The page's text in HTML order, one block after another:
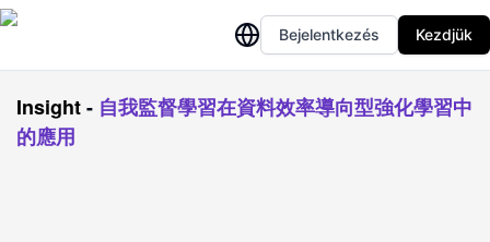
Bejelentkezés Kezdjük
Insight- 自我監督學習在資料效率導向型強化學習中
的應用